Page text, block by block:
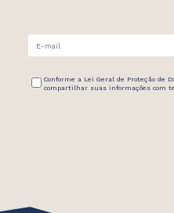
Conforme a Lei Geral de Proteção de
compartilhar suas informações com